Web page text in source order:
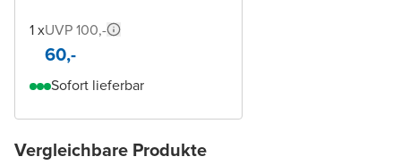
1 xUVP 100,-
60,-
Sofort lieferbar
Vergleichbare Produkte